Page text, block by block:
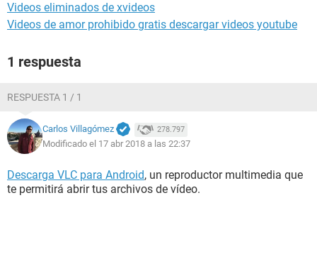
Videos eliminados de xvideos
Videos de amor prohibido gratis descargar videos youtube
1 respuesta
RESPUESTA 1 / 1
Carlos Villagómez 278.797
Modificado el 17 abr 2018 a las 22:37
Descarga VLC para Android, un reproductor multimedia que
te permitirá abrir tus archivos de vídeo.